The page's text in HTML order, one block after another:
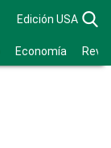
Edición USA
Economía